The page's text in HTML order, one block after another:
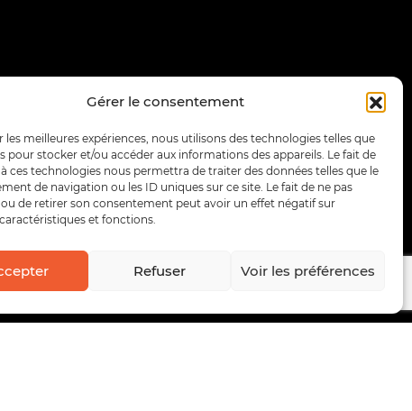
Gérer le consentement
les meilleures expériences, nous utilisons des technologies telles que
pour stocker et/ou accéder aux informations des appareils. Le fait de
ces technologies nous permettra de traiter des données telles que le
de navigation ou les ID uniques sur ce site. Le fait de ne pas
de retirer son consentement peut avoir un effet négatif sur
et fonctions.
Refuser Voir les préférences